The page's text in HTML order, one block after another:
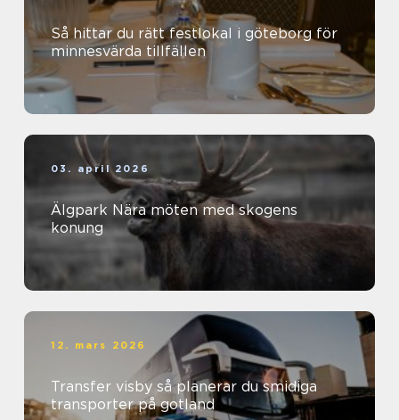
Så hittar du rätt festlokal i göteborg för
minnesvärda tillfällen
03. april 2026
Älgpark Nära möten med skogens
konung
12. mars 2026
Transfer visby så planerar du smidiga
transporter på gotland